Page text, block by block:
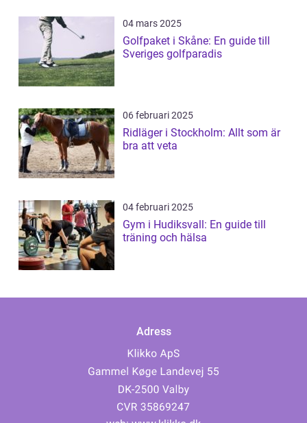
04 mars 2025
Golfpaket i Skåne: En guide till
Sveriges golfparadis
06 februari 2025
Ridläger i Stockholm: Allt som är
bra att veta
04 februari 2025
Gym i Hudiksvall: En guide till
träning och hälsa
Adress